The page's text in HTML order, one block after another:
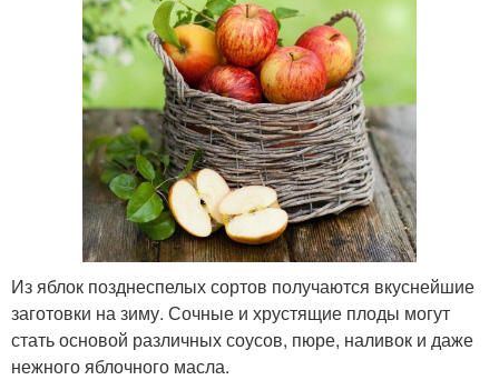
Из яблок позднеспелых сортов получаются вкуснейшие
заготовки на зиму. Сочные и хрустящие плоды могут
стать основой различных соусов, пюре, наливок и даже
нежного яблочного масла.